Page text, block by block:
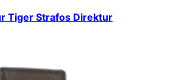
Tiger Strafos Direktur